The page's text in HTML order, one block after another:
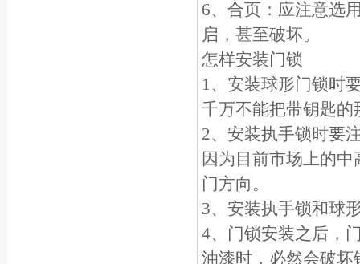
6、合页：应注意选
启，甚至破坏。
怎样安装门锁
1、安装球形门锁时
千万不能把带钥匙
2、安装执手锁时要
因为目前市场上的
门方向。
3、安装执手锁和球
4、门锁安装之后，
油漆时，必然会破坏